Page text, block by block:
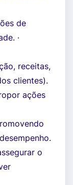
de
∙
receitas,
clientes).
ações
o